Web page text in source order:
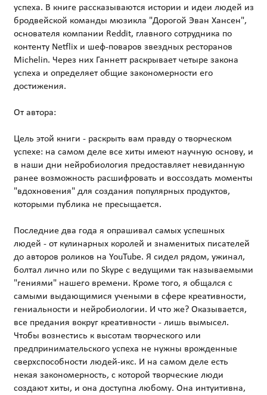
успеха. В книге рассказываются истории и идеи людей из
бродвейской команды мюзикла "Дорогой Эван Хансен",
основателя компании Reddit, главного сотрудника по
контенту Netflix и шеф-поваров звездных ресторанов
Michelin. Через них Ганнетт раскрывает четыре закона
успеха и определяет общие закономерности его
достижения.
От автора:
Цель этой книги - раскрыть вам правду о творческом
успехе: на самом деле все хиты имеют научную основу, и
в наши дни нейробиология предоставляет невиданную
ранее возможность расшифровать и воссоздать моменты
"вдохновения" для создания популярных продуктов,
которыми публика не пресыщается.
Последние два года я опрашивал самых успешных
людей - от кулинарных королей и знаменитых писателей
до авторов роликов на YouTube. Я сидел рядом, ужинал,
болтал лично или по Skype с ведущими так называемыми
"гениями" нашего времени. Кроме того, я общался с
самыми выдающимися учеными в сфере креативности,
гениальности и нейробиологии. И что же? Оказывается,
все предания вокруг креативности - лишь вымысел.
Чтобы вознестись к высотам творческого или
предпринимательского успеха не нужны врожденные
сверхспособности людей-икс. И на самом деле есть
некая закономерность, с которой творческие люди
создают хиты, и она доступна любому. Она интуитивна,